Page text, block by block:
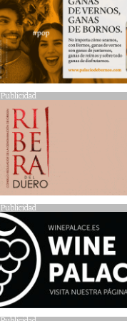
Publicidad
Publicidad